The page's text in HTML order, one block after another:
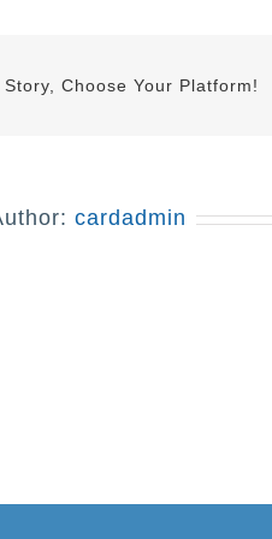
Choose Your Platform!
cardadmin